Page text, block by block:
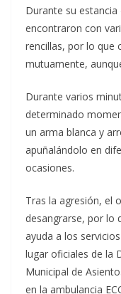
Durante su estancia
encontraron con
rencillas, por lo que
mutuamente,
Durante varios
determinado
un arma blanca y
apuñalándolo en
ocasiones.
Tras la agresión, el
desangrarse, por lo
ayuda a los
lugar oficiales de la
Municipal de
en la ambulancia